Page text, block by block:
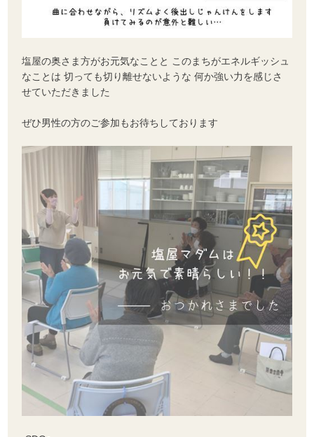
塩屋の奥さま方がお元気なことと このまちがエネルギッシュ
なことは 切っても切り離せないような 何か強い力を感じさ
せていただきました
ぜひ男性の方のご参加もお待ちしております